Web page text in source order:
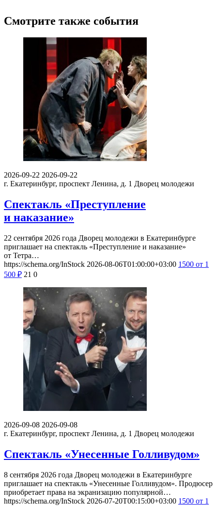
Смотрите также события
2026-09-22 2026-09-22
г. Екатеринбург, проспект Ленина, д. 1 Дворец молодежи
Спектакль «Преступление
и наказание»
22 сентября 2026 года Дворец молодежи в Екатеринбурге
приглашает на спектакль «Преступление и наказание»
от Тетра…
https://schema.org/InStock 2026-08-06T01:00:00+03:00 1500 от 1
500 ₽ 21 0
2026-09-08 2026-09-08
г. Екатеринбург, проспект Ленина, д. 1 Дворец молодежи
Спектакль «Унесенные Голливудом»
8 сентября 2026 года Дворец молодежи в Екатеринбурге
приглашает на спектакль «Унесенные Голливудом». Продюсер
приобретает права на экранизацию популярной…
https://schema.org/InStock 2026-07-20T00:15:00+03:00 1500 от 1